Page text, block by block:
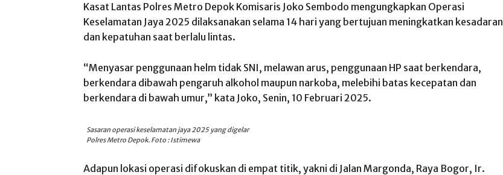
Kasat Lantas Polres Metro Depok Komisaris Joko Sembodo mengungkapkan Operasi
Keselamatan Jaya 2025 dilaksanakan selama 14 hari yang bertujuan meningkatkan kesadaran
dan kepatuhan saat berlalu lintas.
“Menyasar penggunaan helm tidak SNI, melawan arus, penggunaan HP saat berkendara,
berkendara dibawah pengaruh alkohol maupun narkoba, melebihi batas kecepatan dan
berkendara di bawah umur,” kata Joko, Senin, 10 Februari 2025.
Sasaran operasi keselamatan jaya 2025 yang digelar
Polres Metro Depok. Foto : Istimewa
Adapun lokasi operasi difokuskan di empat titik, yakni di Jalan Margonda, Raya Bogor, Ir.